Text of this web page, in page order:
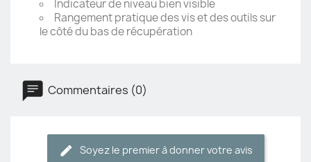
Indicateur de niveau bien visible
Rangement pratique des vis et des outils sur
le côté du bas de récupération
Commentaires (0)
Soyez le premier à donner votre avis